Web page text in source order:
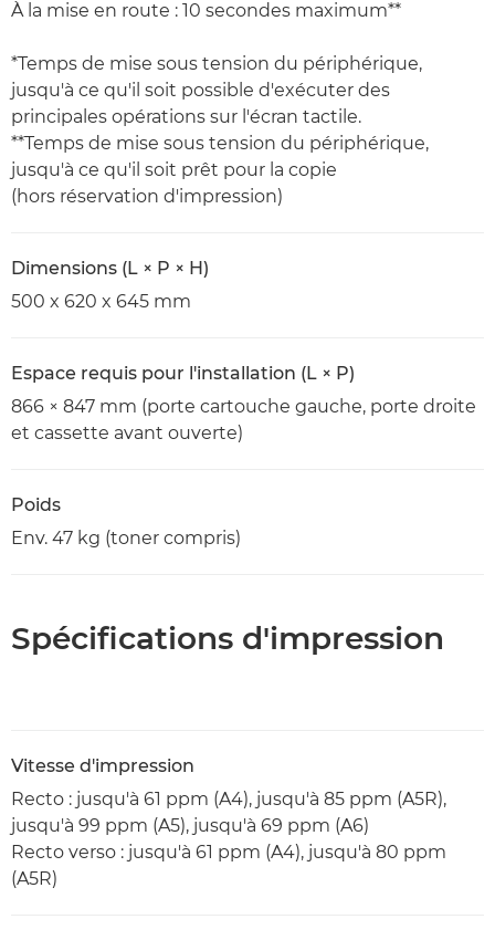
À la mise en route : 10 secondes maximum**
*Temps de mise sous tension du périphérique,
jusqu'à ce qu'il soit possible d'exécuter des
principales opérations sur l'écran tactile.
**Temps de mise sous tension du périphérique,
jusqu'à ce qu'il soit prêt pour la copie
(hors réservation d'impression)
Dimensions (L × P × H)
500 x 620 x 645 mm
Espace requis pour l'installation (L × P)
866 × 847 mm (porte cartouche gauche, porte droite
et cassette avant ouverte)
Poids
Env. 47 kg (toner compris)
Spécifications d'impression
Vitesse d'impression
Recto : jusqu'à 61 ppm (A4), jusqu'à 85 ppm (A5R),
jusqu'à 99 ppm (A5), jusqu'à 69 ppm (A6)
Recto verso : jusqu'à 61 ppm (A4), jusqu'à 80 ppm
(A5R)